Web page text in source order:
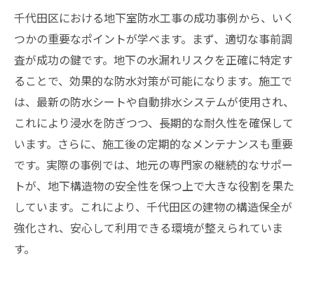
千代田区における地下室防水工事の成功事例から、いく
つかの重要なポイントが学べます。まず、適切な事前調
査が成功の鍵です。地下の水漏れリスクを正確に特定す
ることで、効果的な防水対策が可能になります。施工で
は、最新の防水シートや自動排水システムが使用され、
これにより浸水を防ぎつつ、長期的な耐久性を確保して
います。さらに、施工後の定期的なメンテナンスも重要
です。実際の事例では、地元の専門家の継続的なサポー
トが、地下構造物の安全性を保つ上で大きな役割を果た
しています。これにより、千代田区の建物の構造保全が
強化され、安心して利用できる環境が整えられていま
す。